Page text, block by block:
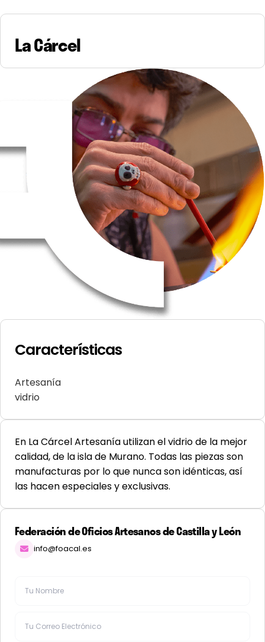
La Cárcel
Características
Artesanía
vidrio
En La Cárcel Artesanía utilizan el vidrio de la mejor
calidad, de la isla de Murano. Todas las piezas son
manufacturas por lo que nunca son idénticas, así
las hacen especiales y exclusivas.
Federación de Oficios Artesanos de Castilla y León
info@foacal.es